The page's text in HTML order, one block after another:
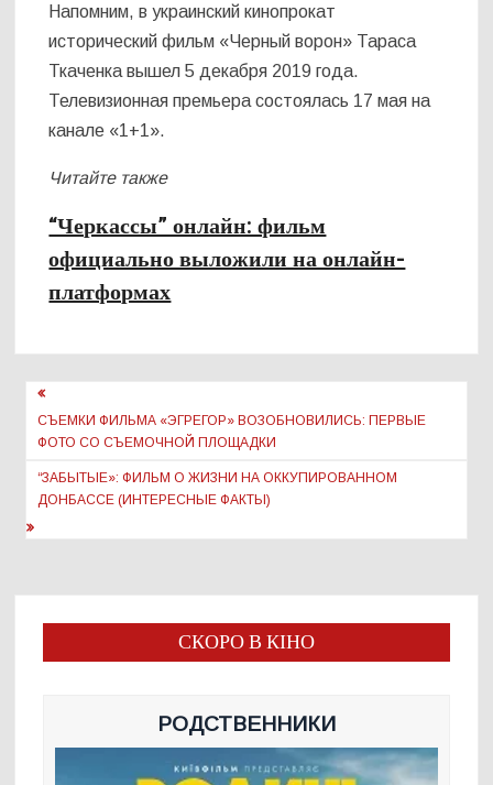
Напомним, в украинский кинопрокат
исторический фильм «Черный ворон» Тараса
Ткаченка вышел 5 декабря 2019 года.
Телевизионная премьера состоялась 17 мая на
канале «1+1».
Читайте также
“Черкассы” онлайн: фильм
официально выложили на онлайн-
платформах
Навигация
по
записям
СЪЕМКИ ФИЛЬМА «ЭГРЕГОР» ВОЗОБНОВИЛИСЬ: ПЕРВЫЕ
ФОТО СО СЪЕМОЧНОЙ ПЛОЩАДКИ
“ЗАБЫТЫЕ»: ФИЛЬМ О ЖИЗНИ НА ОККУПИРОВАННОМ
ДОНБАССЕ (ИНТЕРЕСНЫЕ ФАКТЫ)
СКОРО В КІНО
РОДСТВЕННИКИ